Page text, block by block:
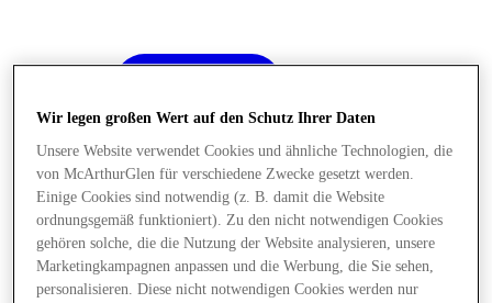
Wir legen großen Wert auf den Schutz Ihrer Daten
Unsere Website verwendet Cookies und ähnliche Technologien, die
von McArthurGlen für verschiedene Zwecke gesetzt werden.
Einige Cookies sind notwendig (z. B. damit die Website
ordnungsgemäß funktioniert). Zu den nicht notwendigen Cookies
gehören solche, die die Nutzung der Website analysieren, unsere
Marketingkampagnen anpassen und die Werbung, die Sie sehen,
personalisieren. Diese nicht notwendigen Cookies werden nur